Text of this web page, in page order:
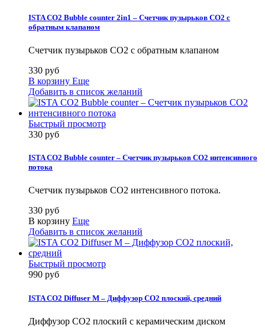
ISTA CO2 Bubble counter 2in1 – Счетчик пузырьков СO2 с
обратным клапаном
Счетчик пузырьков СO2 с обратным клапаном
330 руб
В корзину Еще
Добавить в список желаний
Быстрый просмотр
330 руб
ISTA CO2 Bubble counter – Счетчик пузырьков СO2 интенсивного
потока
Счетчик пузырьков СO2 интенсивного потока.
330 руб
В корзину Еще
Добавить в список желаний
Быстрый просмотр
990 руб
ISTA CO2 Diffuser M – Диффузор СO2 плоский, средний
Диффузор СO2 плоский с керамическим диском